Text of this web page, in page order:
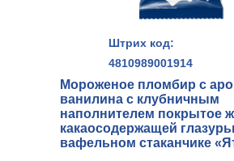
Штрих код:
4810989001914
Мороженое пломбир с
ванилина с клубничным
наполнителем покрытое
какаосодержащей
вафельном стаканчике